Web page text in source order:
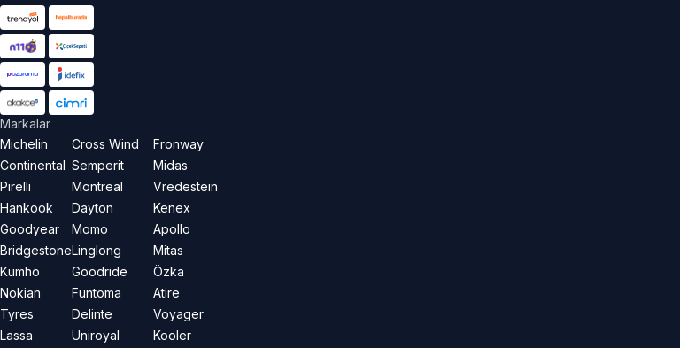
Markalar
Michelin
Continental
Pirelli
Hankook
Goodyear
Bridgestone
Kumho
Nokian
Tyres
Lassa
Cross Wind
Semperit
Montreal
Dayton
Momo
Linglong
Goodride
Funtoma
Delinte
Uniroyal
Fronway
Midas
Vredestein
Kenex
Apollo
Mitas
Özka
Atire
Voyager
Kooler